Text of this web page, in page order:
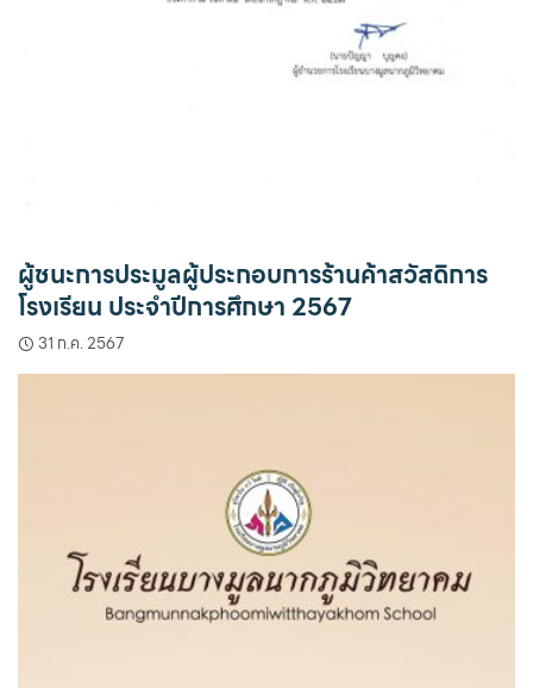
ผู้ชนะการประมูลผู้ประกอบการร้านค้าสวัสดิการ
โรงเรียน ประจำปีการศึกษา 2567
31 ก.ค. 2567